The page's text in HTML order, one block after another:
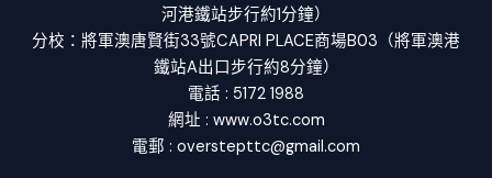
河港鐵站步行約1分鐘）
分校：將軍澳唐賢街33號CAPRI PLACE商場B03（將軍澳港
鐵站A出口步行約8分鐘）
電話 : 5172 1988
網址 : www.o3tc.com
電郵 : overstepttc@gmail.com